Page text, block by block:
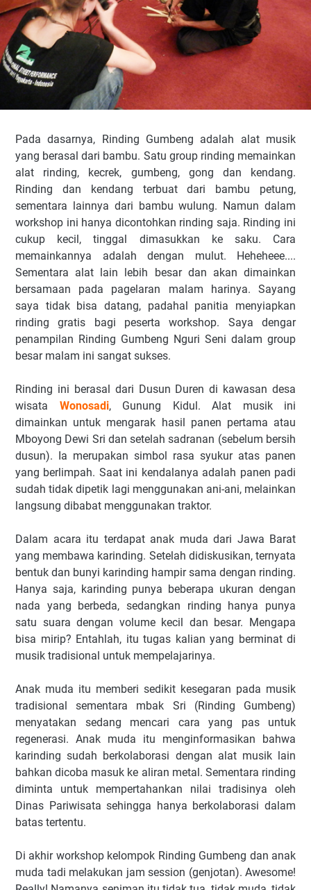
Pada dasarnya, Rinding Gumbeng adalah alat musik
yang berasal dari bambu. Satu group rinding memainkan
alat rinding, kecrek, gumbeng, gong dan kendang.
Rinding dan kendang terbuat dari bambu petung,
sementara lainnya dari bambu wulung. Namun dalam
workshop ini hanya dicontohkan rinding saja. Rinding ini
cukup kecil, tinggal dimasukkan ke saku. Cara
memainkannya adalah dengan mulut. Heheheee....
Sementara alat lain lebih besar dan akan dimainkan
bersamaan pada pagelaran malam harinya. Sayang
saya tidak bisa datang, padahal panitia menyiapkan
rinding gratis bagi peserta workshop. Saya dengar
penampilan Rinding Gumbeng Nguri Seni dalam group
besar malam ini sangat sukses.
Rinding ini berasal dari Dusun Duren di kawasan desa
wisata Wonosadi, Gunung Kidul. Alat musik ini
dimainkan untuk mengarak hasil panen pertama atau
Mboyong Dewi Sri dan setelah sadranan (sebelum bersih
dusun). Ia merupakan simbol rasa syukur atas panen
yang berlimpah. Saat ini kendalanya adalah panen padi
sudah tidak dipetik lagi menggunakan ani-ani, melainkan
langsung dibabat menggunakan traktor.
Dalam acara itu terdapat anak muda dari Jawa Barat
yang membawa karinding. Setelah didiskusikan, ternyata
bentuk dan bunyi karinding hampir sama dengan rinding.
Hanya saja, karinding punya beberapa ukuran dengan
nada yang berbeda, sedangkan rinding hanya punya
satu suara dengan volume kecil dan besar. Mengapa
bisa mirip? Entahlah, itu tugas kalian yang berminat di
musik tradisional untuk mempelajarinya.
Anak muda itu memberi sedikit kesegaran pada musik
tradisional sementara mbak Sri (Rinding Gumbeng)
menyatakan sedang mencari cara yang pas untuk
regenerasi. Anak muda itu menginformasikan bahwa
karinding sudah berkolaborasi dengan alat musik lain
bahkan dicoba masuk ke aliran metal. Sementara rinding
diminta untuk mempertahankan nilai tradisinya oleh
Dinas Pariwisata sehingga hanya berkolaborasi dalam
batas tertentu.
Di akhir workshop kelompok Rinding Gumbeng dan anak
muda tadi melakukan jam session (genjotan). Awesome!